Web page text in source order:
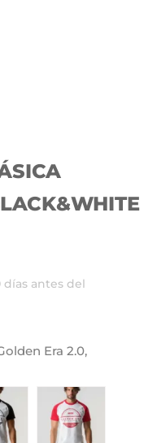
días antes del
Era 2.0,